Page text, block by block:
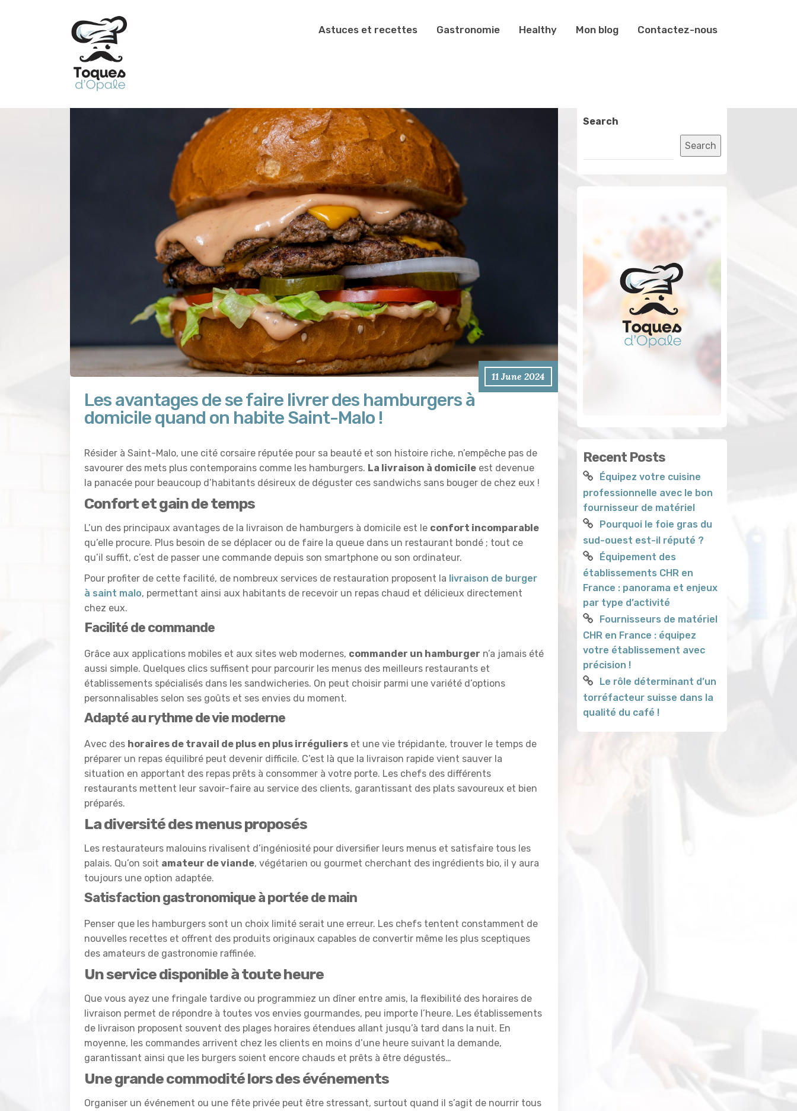
Astuces et recettes Gastronomie Healthy Mon blog Contactez-nous
11 June 2024
Les avantages de se faire livrer des hamburgers à
domicile quand on habite Saint-Malo !
Résider à Saint-Malo, une cité corsaire réputée pour sa beauté et son histoire riche, n’empêche pas de
savourer des mets plus contemporains comme les hamburgers. La livraison à domicile est devenue
la panacée pour beaucoup d’habitants désireux de déguster ces sandwichs sans bouger de chez eux !
Confort et gain de temps
L’un des principaux avantages de la livraison de hamburgers à domicile est le confort incomparable
qu’elle procure. Plus besoin de se déplacer ou de faire la queue dans un restaurant bondé ; tout ce
qu’il suffit, c’est de passer une commande depuis son smartphone ou son ordinateur.
Pour profiter de cette facilité, de nombreux services de restauration proposent la livraison de burger
à saint malo, permettant ainsi aux habitants de recevoir un repas chaud et délicieux directement
chez eux.
Facilité de commande
Grâce aux applications mobiles et aux sites web modernes, commander un hamburger n’a jamais été
aussi simple. Quelques clics suffisent pour parcourir les menus des meilleurs restaurants et
établissements spécialisés dans les sandwicheries. On peut choisir parmi une variété d’options
personnalisables selon ses goûts et ses envies du moment.
Adapté au rythme de vie moderne
Avec des horaires de travail de plus en plus irréguliers et une vie trépidante, trouver le temps de
préparer un repas équilibré peut devenir difficile. C’est là que la livraison rapide vient sauver la
situation en apportant des repas prêts à consommer à votre porte. Les chefs des différents
restaurants mettent leur savoir-faire au service des clients, garantissant des plats savoureux et bien
préparés.
La diversité des menus proposés
Les restaurateurs malouins rivalisent d’ingéniosité pour diversifier leurs menus et satisfaire tous les
palais. Qu’on soit amateur de viande, végétarien ou gourmet cherchant des ingrédients bio, il y aura
toujours une option adaptée.
Satisfaction gastronomique à portée de main
Penser que les hamburgers sont un choix limité serait une erreur. Les chefs tentent constamment de
nouvelles recettes et offrent des produits originaux capables de convertir même les plus sceptiques
des amateurs de gastronomie raffinée.
Un service disponible à toute heure
Que vous ayez une fringale tardive ou programmiez un dîner entre amis, la flexibilité des horaires de
livraison permet de répondre à toutes vos envies gourmandes, peu importe l’heure. Les établissements
de livraison proposent souvent des plages horaires étendues allant jusqu’à tard dans la nuit. En
moyenne, les commandes arrivent chez les clients en moins d’une heure suivant la demande,
garantissant ainsi que les burgers soient encore chauds et prêts à être dégustés…
Une grande commodité lors des événements
Organiser un événement ou une fête privée peut être stressant, surtout quand il s’agit de nourrir tous
Search
Search
Recent Posts
Équipez votre cuisine
professionnelle avec le bon
fournisseur de matériel
Pourquoi le foie gras du
sud-ouest est-il réputé ?
Équipement des
établissements CHR en
France : panorama et enjeux
par type d’activité
Fournisseurs de matériel
CHR en France : équipez
votre établissement avec
précision !
Le rôle déterminant d’un
torréfacteur suisse dans la
qualité du café !